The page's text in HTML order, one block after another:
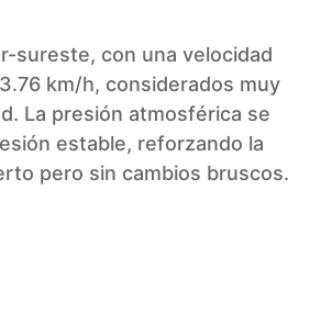
sureste, con una velocidad
km/h, considerados muy
La presión atmosférica se
estable, reforzando la
pero sin cambios bruscos.